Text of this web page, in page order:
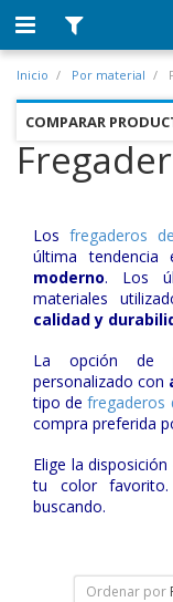
Inicio Por material
COMPARAR
Los fregaderos
última
moderno. Los
materiales
calidad y
La opción de
personalizado con
tipo defregaderos
compra preferida
Elige la
tu color
buscando.
Ordenar por